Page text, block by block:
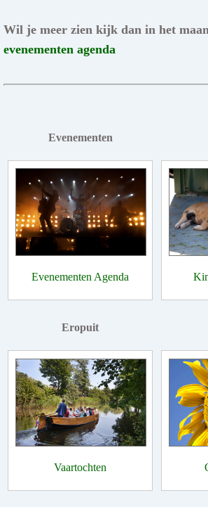
Wil je meer zien kijk dan in het
evenementen agenda
Evenementen
Evenementen Agenda
Eropuit
Vaartochten